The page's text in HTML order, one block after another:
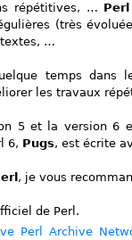
répétitives, … Perl
(très
textes, …
temps dans
les travaux
5 et la version 6
6, Pugs, est écrite
, je vous
de Perl.
Perl Archive